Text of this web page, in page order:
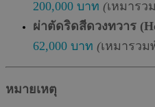
200,000 บาท (เหมารว
ผ่าตัดริดสีดวงทวาร
62,000 บาท (เหมารวม
หมายเหตุ